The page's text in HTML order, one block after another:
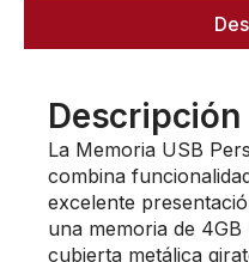
Descripción
La Memoria USB
combina
excelente
una memoria de
cubierta metálica